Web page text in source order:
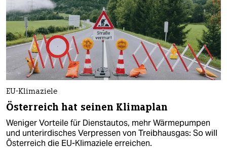
EU-Klimaziele
Österreich hat seinen Klimaplan
Weniger Vorteile für Dienstautos, mehr Wärmepumpen
und unterirdisches Verpressen von Treibhausgas: So will
Österreich die EU-Klimaziele erreichen.